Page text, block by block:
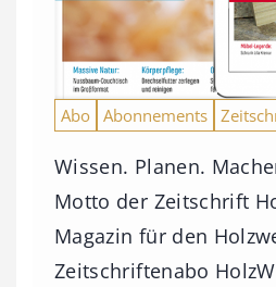
Abo Abonnements
Wissen. Planen.
Motto der Zeitschrift
Magazin für den
Zeitschriftenabo